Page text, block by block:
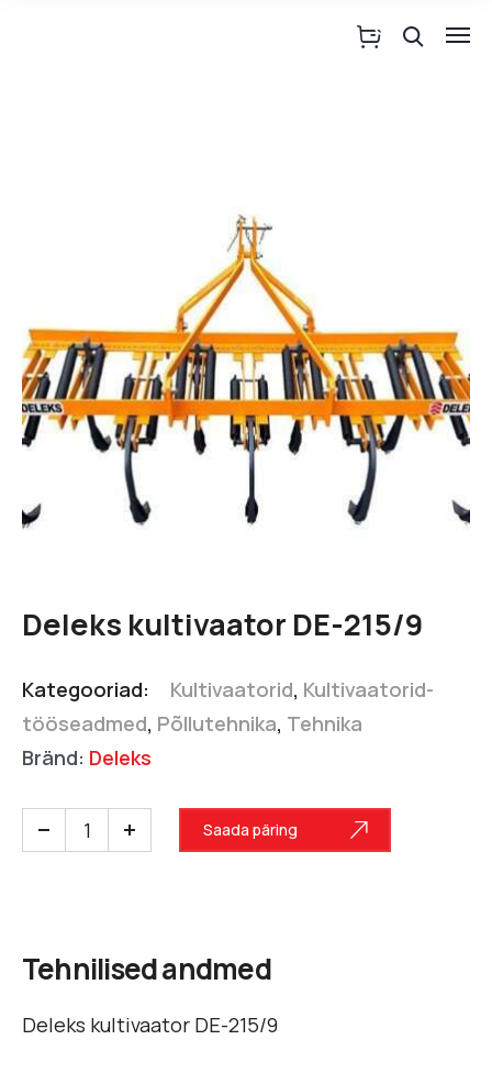
Deleks kultivaator DE-215/9
Kategooriad: Kultivaatorid, Kultivaatorid-
tööseadmed, Põllutehnika, Tehnika
Bränd: Deleks
Saada päring
Tehnilised andmed
Deleks kultivaator DE-215/9